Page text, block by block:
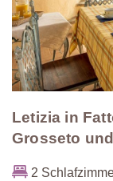
Letizia in
Grosseto
2